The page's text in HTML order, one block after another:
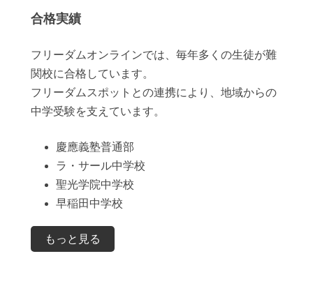
合格実績
フリーダムオンラインでは、毎年多くの生徒が難
関校に合格しています。
フリーダムスポットとの連携により、地域からの
中学受験を支えています。
慶應義塾普通部
ラ・サール中学校
聖光学院中学校
早稲田中学校
もっと見る